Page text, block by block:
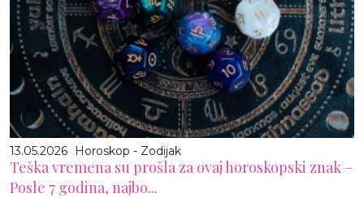
13.05.2026 Horoskop - Zodijak
Teška vremena su prošla za ovaj horoskopski znak –
Posle 7 godina, najbo...